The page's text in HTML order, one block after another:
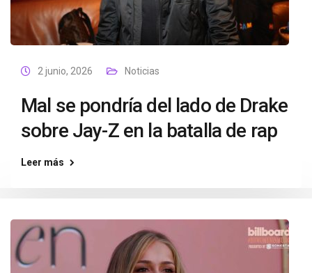
2 junio, 2026 Noticias
Mal se pondría del lado de Drake
sobre Jay-Z en la batalla de rap
Leer más